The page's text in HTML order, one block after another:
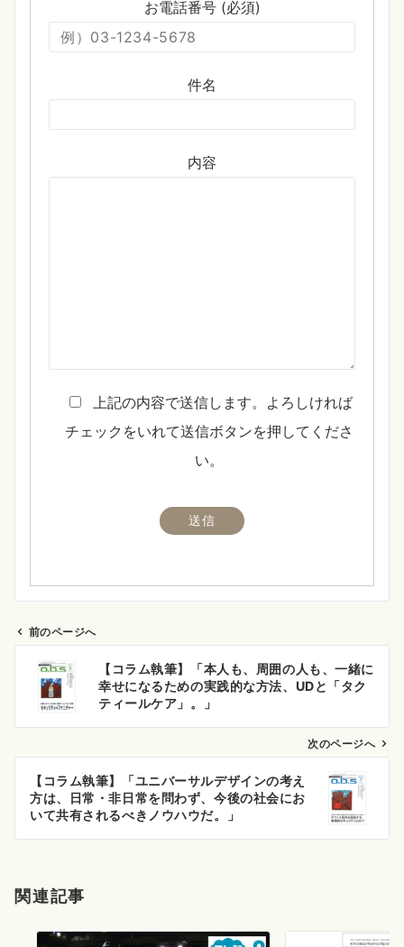
お電話番号 (必須)
件名
内容
上記の内容で送信します。よろしければ
チェックをいれて送信ボタンを押してくださ
い。
ビ
ン
前のページへ
【コラム執筆】「本人も、周囲の人も、一緒に
幸せになるための実践的な方法、UDと「タク
ティールケア」。」
次のページへ
【コラム執筆】「ユニバーサルデザインの考え
方は、日常・非日常を問わず、今後の社会にお
いて共有されるべきノウハウだ。」
関連記事